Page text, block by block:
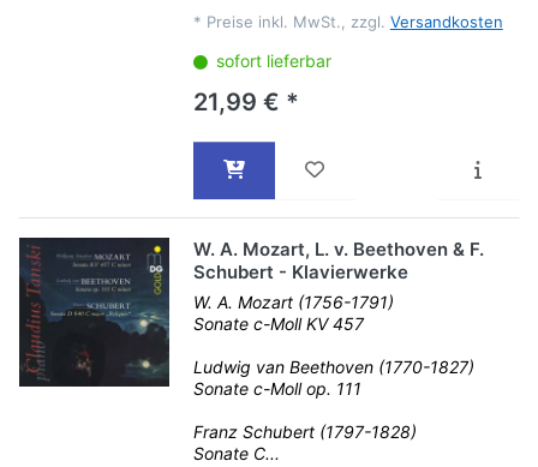
* Preise inkl. MwSt., zzgl. Versandkosten
sofort lieferbar
21,99 € *
W. A. Mozart, L. v. Beethoven & F.
Schubert - Klavierwerke
W. A. Mozart (1756-1791)
Sonate c-Moll KV 457
Ludwig van Beethoven (1770-1827)
Sonate c-Moll op. 111
Franz Schubert (1797-1828)
Sonate C...